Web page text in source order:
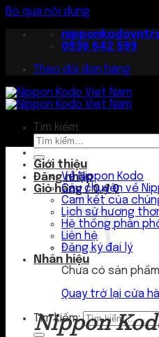
Bỏ qua nội dung
0936 642 599
Theo dõi đơn hàng
Tìm kiếm:
Đăng nhập
Giỏ hàng /0₫ 0
Chưa có sản
Quay trở lại cửa
Tìm kiếm:
Giới thiệu
Về Nippon Kodo
Câu chuyện về
Cam kết của
Lịch sử hương
Hệ thống phân
Liên hệ
Đăng ký đại lý
Nhãn hiệu
Nippon